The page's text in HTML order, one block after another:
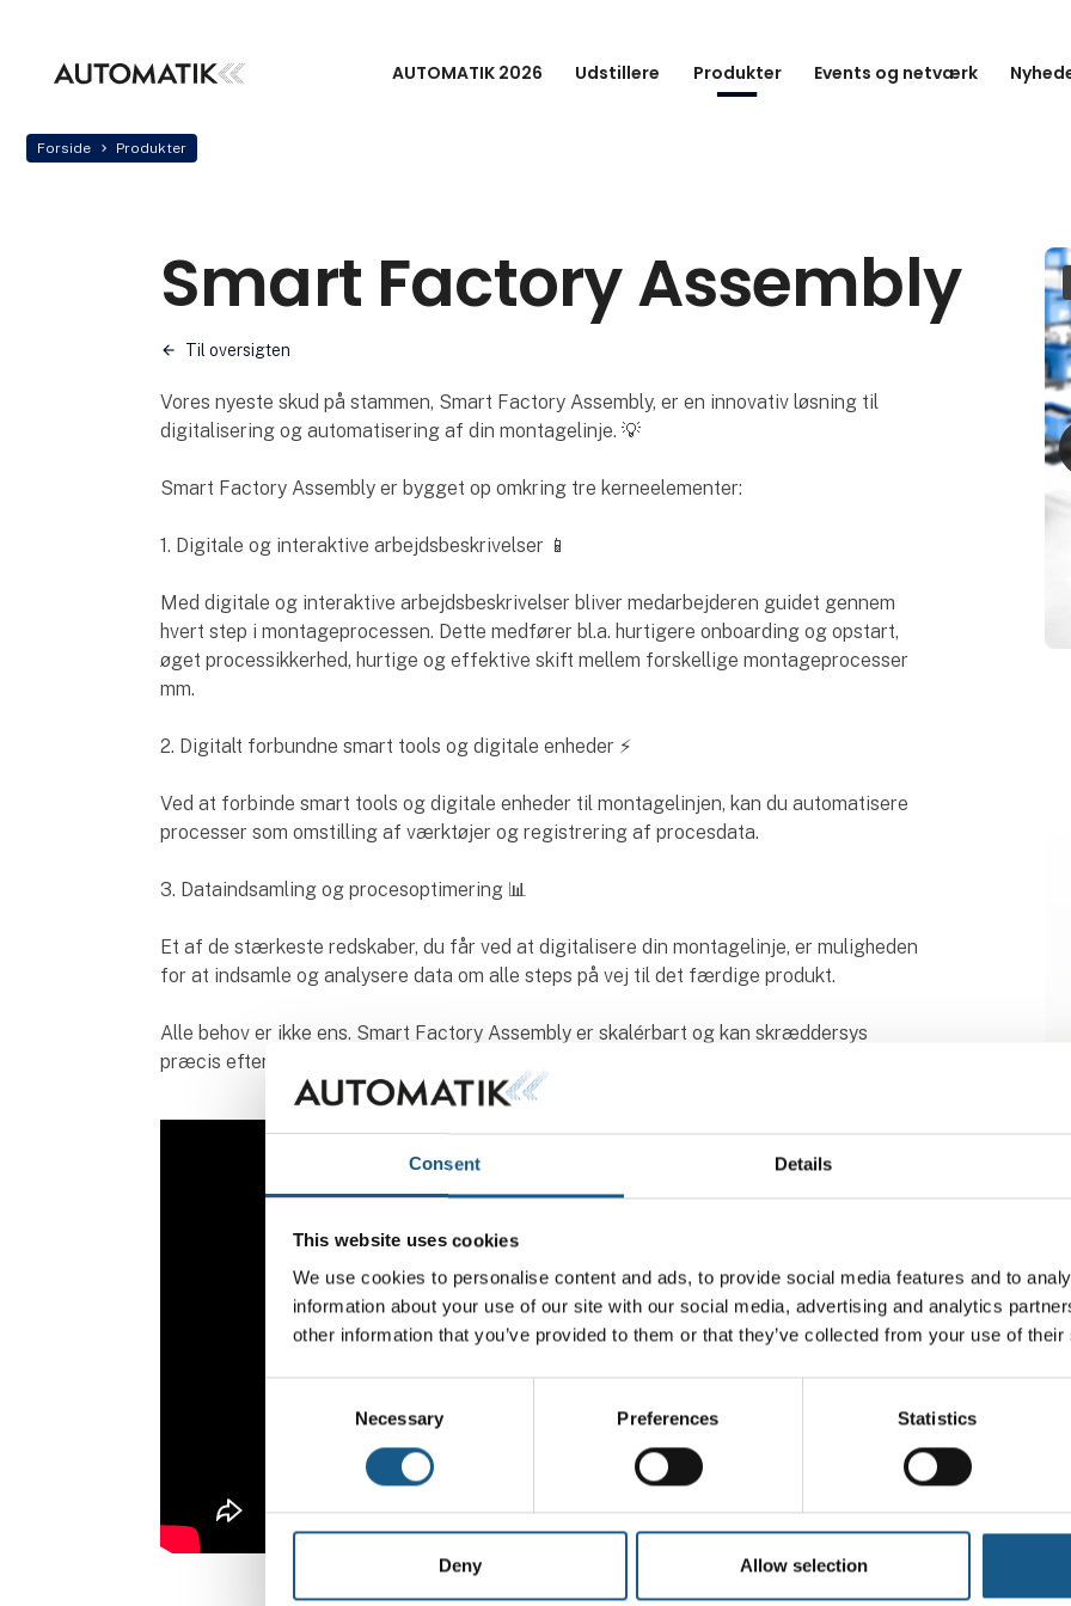
Consent Details
This website uses cookies
We use cookies to personalise content and ads, to provide social media features and to
information about your use of our site with our social media, advertising and analytics
other information that you’ve provided to them or that they’ve collected from your use of
Necessary Preferences Statistics
Deny Allow selection
AUTOMATIK 2026 Udstillere Produkter Events og netværk
Forside Produkter
Smart Factory Assembly
Til oversigten
Vores nyeste skud på stammen, Smart Factory Assembly, er en innovativ løsning til
digitalisering og automatisering af din montagelinje. 💡
Smart Factory Assembly er bygget op omkring tre kerneelementer:
1. Digitale og interaktive arbejdsbeskrivelser 📱
Med digitale og interaktive arbejdsbeskrivelser bliver medarbejderen guidet gennem
hvert step i montageprocessen. Dette medfører bl.a. hurtigere onboarding og opstart,
øget processikkerhed, hurtige og effektive skift mellem forskellige montageprocesser
mm.
2. Digitalt forbundne smart tools og digitale enheder ⚡
Ved at forbinde smart tools og digitale enheder til montagelinjen, kan du automatisere
processer som omstilling af værktøjer og registrering af procesdata.
3. Dataindsamling og procesoptimering 📊
Et af de stærkeste redskaber, du får ved at digitalisere din montagelinje, er muligheden
for at indsamle og analysere data om alle steps på vej til det færdige produkt.
Alle behov er ikke ens. Smart Factory Assembly er skalérbart og kan skræddersys
præcis efter dine behov.